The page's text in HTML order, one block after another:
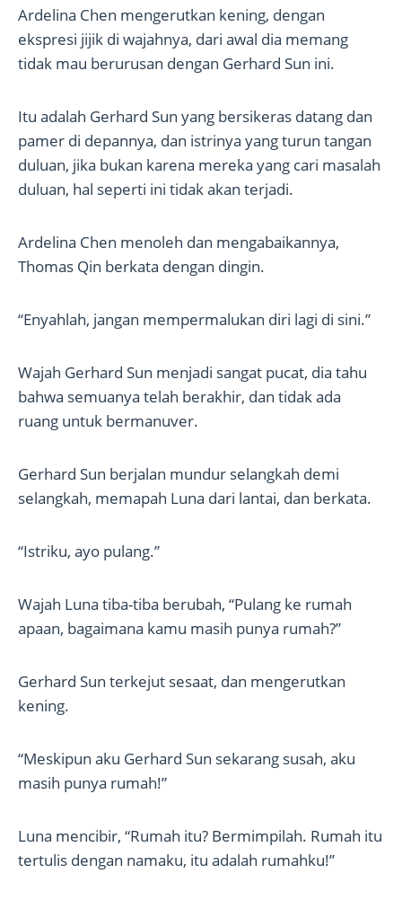
Ardelina Chen mengerutkan kening, dengan
ekspresi jijik di wajahnya, dari awal dia memang
tidak mau berurusan dengan Gerhard Sun ini.
Itu adalah Gerhard Sun yang bersikeras datang dan
pamer di depannya, dan istrinya yang turun tangan
duluan, jika bukan karena mereka yang cari masalah
duluan, hal seperti ini tidak akan terjadi.
Ardelina Chen menoleh dan mengabaikannya,
Thomas Qin berkata dengan dingin.
“Enyahlah, jangan mempermalukan diri lagi di sini.”
Wajah Gerhard Sun menjadi sangat pucat, dia tahu
bahwa semuanya telah berakhir, dan tidak ada
ruang untuk bermanuver.
Gerhard Sun berjalan mundur selangkah demi
selangkah, memapah Luna dari lantai, dan berkata.
“Istriku, ayo pulang.”
Wajah Luna tiba-tiba berubah, “Pulang ke rumah
apaan, bagaimana kamu masih punya rumah?”
Gerhard Sun terkejut sesaat, dan mengerutkan
kening.
“Meskipun aku Gerhard Sun sekarang susah, aku
masih punya rumah!”
Luna mencibir, “Rumah itu? Bermimpilah. Rumah itu
tertulis dengan namaku, itu adalah rumahku!”